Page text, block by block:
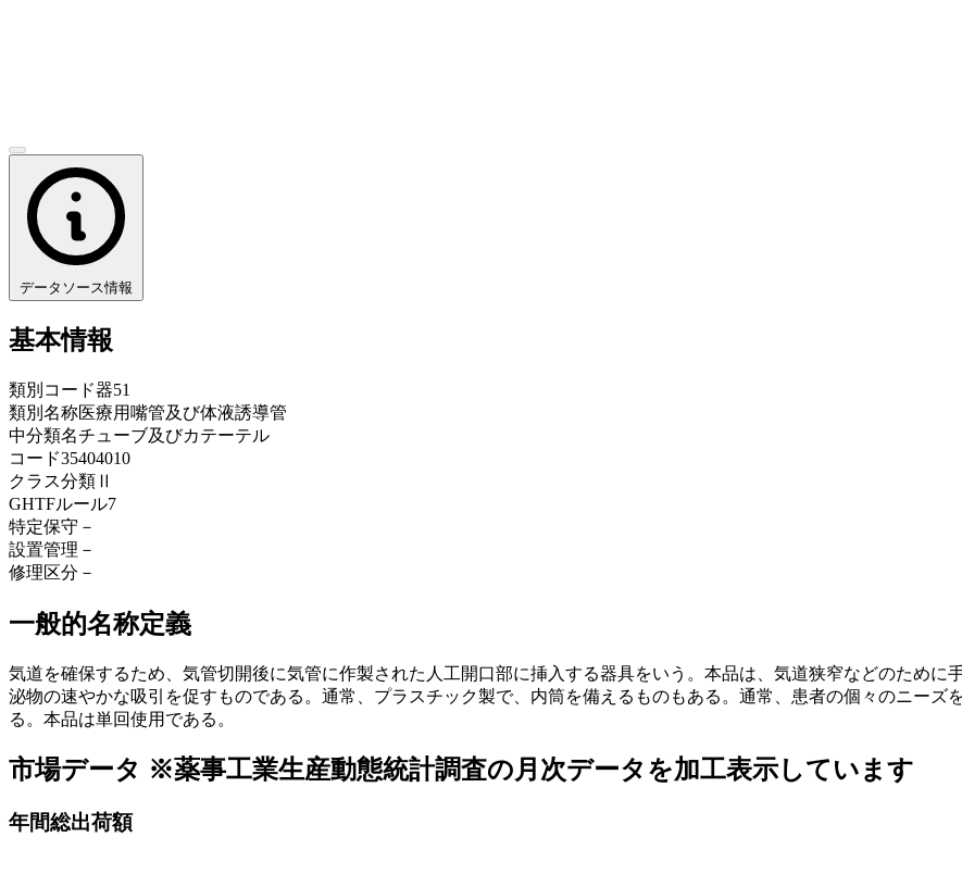
データソース情報
基本情報
類別コード器51
類別名称医療用嘴管及び体液誘導管
中分類名チューブ及びカテーテル
コード35404010
クラス分類 Ⅱ
GHTFルール7
特定保守 －
設置管理 －
修理区分 －
一般的名称定義
気道を確保するため、気管切開後に気管に作製された人工開口部に挿入する器具をいう。本品は、気道狭窄などのため
泌物の速やかな吸引を促すものである。通常、プラスチック製で、内筒を備えるものもある。通常、患者の個々のニーズ
る。本品は単回使用である。
市場データ ※薬事工業生産動態統計調査の月次データを加工表示しています
年間総出荷額